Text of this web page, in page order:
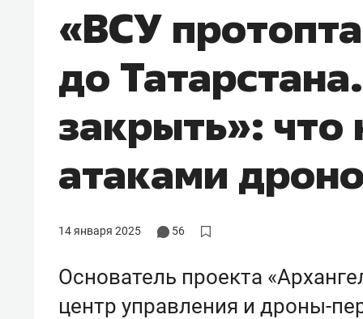
«ВСУ
до
закрыть»: что
атаками
14 января 2025 56
Основатель проекта
центр управления и дроны-
Василь Мазитов
МАРТ
«Не зная местных
потерять минимум
Как бизнесу выйти на зарубежные
рынки, почему надо знать